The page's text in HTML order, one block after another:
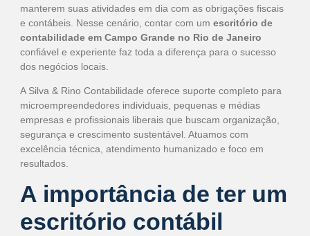
manterem suas atividades em dia com as obrigações fiscais
e contábeis. Nesse cenário, contar com um escritório de
contabilidade em Campo Grande no Rio de Janeiro
confiável e experiente faz toda a diferença para o sucesso
dos negócios locais.
A Silva & Rino Contabilidade oferece suporte completo para
microempreendedores individuais, pequenas e médias
empresas e profissionais liberais que buscam organização,
segurança e crescimento sustentável. Atuamos com
excelência técnica, atendimento humanizado e foco em
resultados.
A importância de ter um
escritório contábil